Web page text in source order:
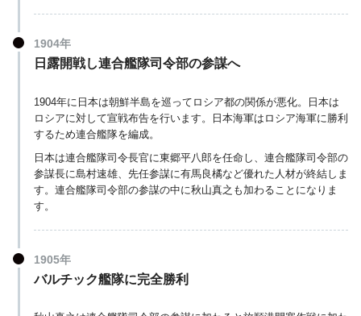
1904年
日露開戦し連合艦隊司令部の参謀へ
1904年に日本は朝鮮半島を巡ってロシア都の関係が悪化。日本は
ロシアに対して宣戦布告を行います。日本海軍はロシア海軍に勝利
するため連合艦隊を編成。
日本は連合艦隊司令長官に東郷平八郎を任命し、連合艦隊司令部の
参謀長に島村速雄、先任参謀に有馬良橘など優れた人材が終結しま
す。連合艦隊司令部の参謀の中に秋山真之も加わることになりま
す。
1905年
バルチック艦隊に完全勝利